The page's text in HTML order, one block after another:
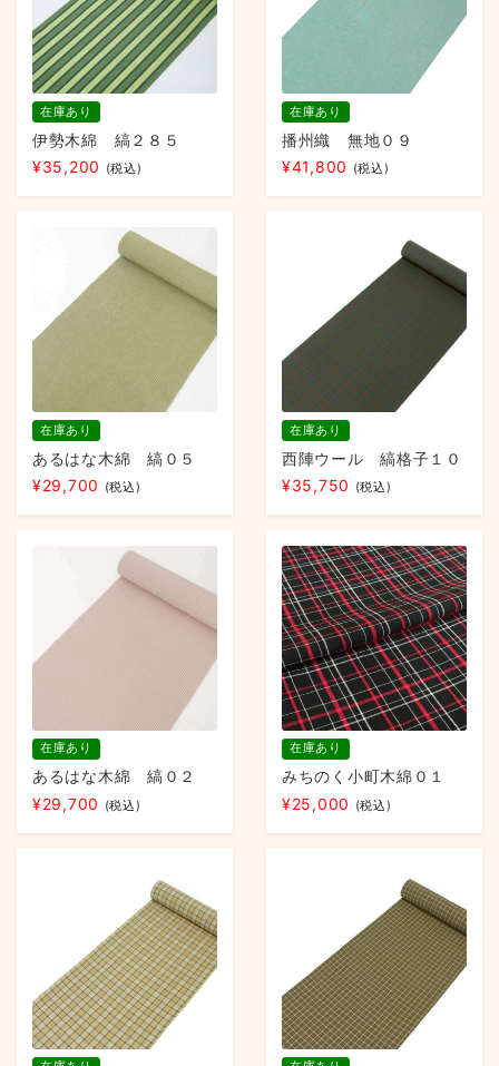
在庫あり
伊勢木綿 縞２８５
¥35,200 (税込)
在庫あり
播州織 無地０９
¥41,800 (税込)
在庫あり
あるはな木綿 縞０５
¥29,700 (税込)
在庫あり
西陣ウール 縞格子１０
¥35,750 (税込)
在庫あり
あるはな木綿 縞０２
¥29,700 (税込)
在庫あり
みちのく小町木綿０１
¥25,000 (税込)